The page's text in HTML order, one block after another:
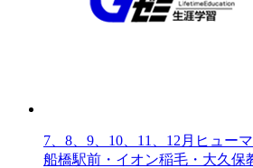
7、8、9、10、11、12月ヒュー
船橋駅前・イオン稲毛・大久保